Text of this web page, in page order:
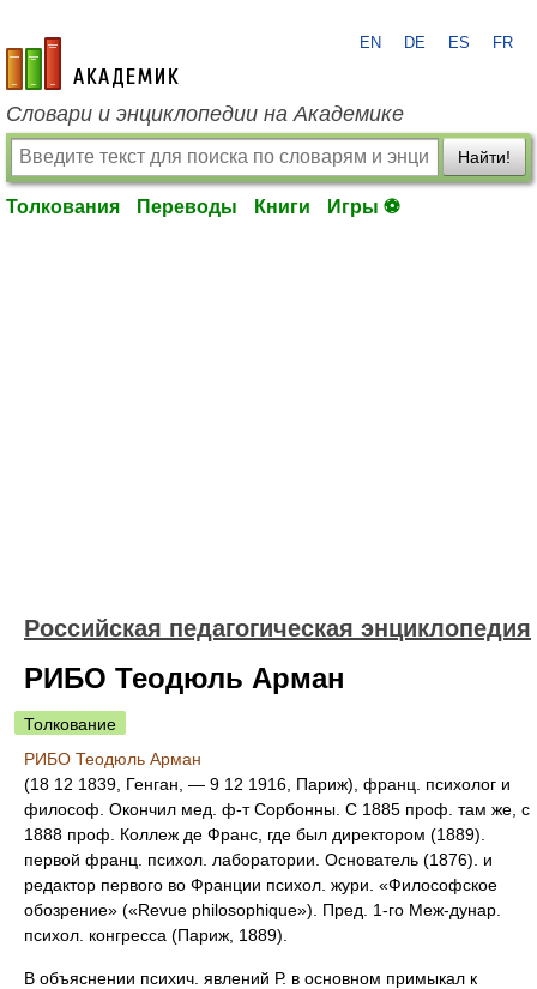
academic.ru
EN DE ES FR
Словари и энциклопедии на Академике
Найти!
Толкования Переводы Книги Игры ⚽
Российская педагогическая энциклопедия
РИБО Теодюль Арман
Толкование
РИБО Теодюль Арман
(18 12 1839, Генган, — 9 12 1916, Париж), франц. психолог и
философ. Окончил мед. ф-т Сорбонны. С 1885 проф. там же, с
1888 проф. Коллеж де Франс, где был директором (1889).
первой франц. психол. лаборатории. Основатель (1876). и
редактор первого во Франции психол. жури. «Философское
обозрение» («Revue philosophique»). Пред. 1-го Меж-дунар.
психол. конгресса (Париж, 1889).
В объяснении психич. явлений Р. в основном примыкал к